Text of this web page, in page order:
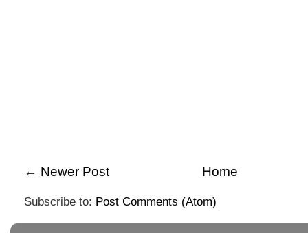
← Newer Post Home
Subscribe to: Post Comments (Atom)